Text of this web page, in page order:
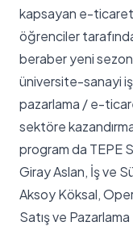
kapsayan e-
öğrenciler
beraber yeni
üniversite-sanayi
pazarlama / e-
sektöre
program da TEPE
Giray Aslan, İş ve
Aksoy Köksal,
Satış ve